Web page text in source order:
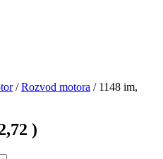
/Rozvod motora / 1148 im,
)